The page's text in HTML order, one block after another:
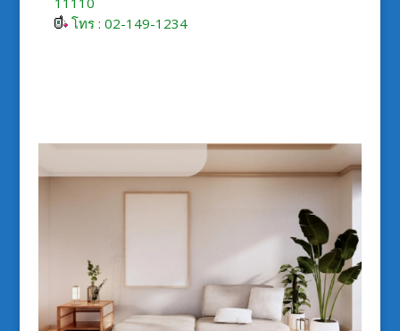
โทร : 02-149-1234